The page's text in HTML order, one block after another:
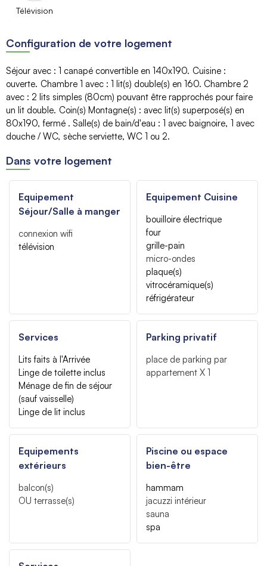
Télévision
Configuration de votre logement
Séjour avec : 1 canapé convertible en 140x190 Cuisine :
ouverte Chambre 1 avec : 1 lit(s) double(s) en 160 Chambre 2
avec : 2 lits simples (80cm) pouvant être rapprochés pour faire
un lit double Coin(s) Montagne(s) : avec lit(s) superposé(s) en
80x190 fermé Salle(s) de bain/d'eau : 1 avec baignoire 1 avec
douche / WC sèche serviette WC 1 ou 2
Dans votre logement
Equipement
Séjour/Salle à manger
connexion wifi
télévision
Equipement Cuisine
bouilloire électrique
four
grille-pain
micro-ondes
plaque(s)
vitrocéramique(s)
réfrigérateur
Services
Lits faits à l'Arrivée
Linge de toilette inclus
Ménage de fin de séjour
(sauf vaisselle)
Linge de lit inclus
Parking privatif
place de parking par
appartement X 1
Equipements
extérieurs
balcon(s)
OU terrasse(s)
Piscine ou espace
bien-être
hammam
jacuzzi intérieur
sauna
spa